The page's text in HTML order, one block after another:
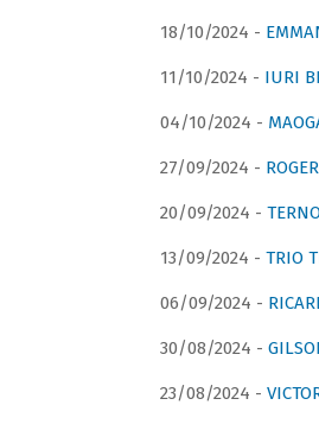
18/10/2024 -
11/10/2024 - IURI
04/10/2024 -
27/09/2024 -
20/09/2024 -
13/09/2024 - TRIO
06/09/2024 -
30/08/2024 -
23/08/2024 -